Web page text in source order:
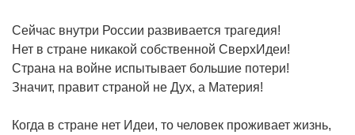
Сейчас внутри России развивается трагедия!
Нет в стране никакой собственной СверхИдеи!
Страна на войне испытывает большие потери!
Значит, правит страной не Дух, а Материя!
Когда в стране нет Идеи, то человек проживает жизнь,